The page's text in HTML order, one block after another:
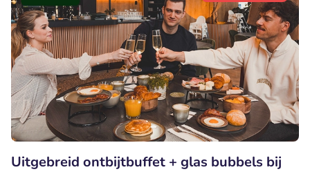
Uitgebreid ontbijtbuffet + glas bubbels bij